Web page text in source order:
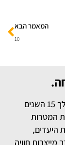
המאמר הבא
10
Ownership – מודל העבודה שפיתחתי במהלך 15 השנים
המטרות
היעדים,
חוויה